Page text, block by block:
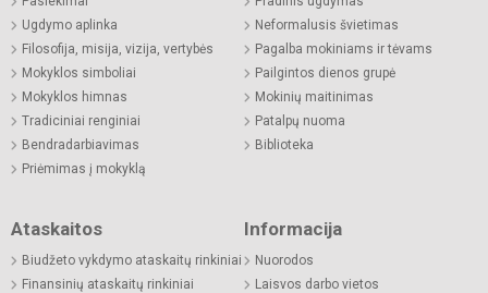
Ugdymo aplinka
Filosofija, misija, vizija, vertybės
Mokyklos simboliai
Mokyklos himnas
Tradiciniai renginiai
Bendradarbiavimas
Priėmimas į mokyklą
Neformalusis švietimas
Pagalba mokiniams ir tėvams
Pailgintos dienos grupė
Mokinių maitinimas
Patalpų nuoma
Biblioteka
Ataskaitos
Biudžeto vykdymo ataskaitų rinkiniai
Finansinių ataskaitų rinkiniai
Informacija
Nuorodos
Laisvos darbo vietos